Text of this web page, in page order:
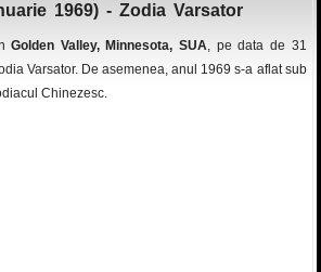
1969) - Zodia Varsator
Golden Valley, Minnesota, SUA, pe data de 31
Varsator. De asemenea, anul 1969 s-a aflat sub
Chinezesc.